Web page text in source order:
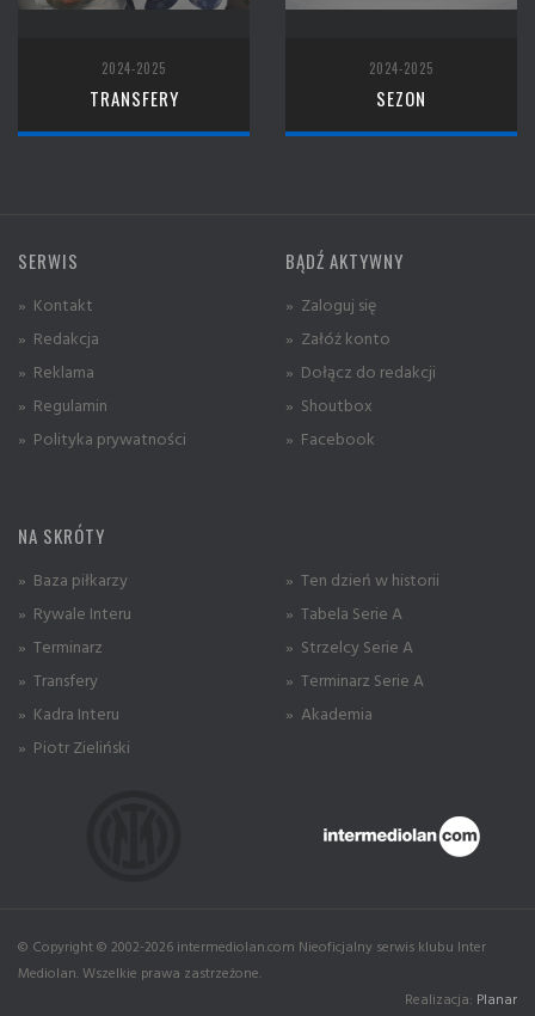
2024-2025
TRANSFERY
2024-2025
SEZON
SERWIS
» Kontakt
» Redakcja
» Reklama
» Regulamin
» Polityka prywatności
BĄDŹ AKTYWNY
» Zaloguj się
» Załóż konto
» Dołącz do redakcji
» Shoutbox
» Facebook
NA SKRÓTY
» Baza piłkarzy
» Rywale Interu
» Terminarz
» Transfery
» Kadra Interu
» Piotr Zieliński
» Ten dzień w historii
» Tabela Serie A
» Strzelcy Serie A
» Terminarz Serie A
» Akademia
© Copyright © 2002-2026 intermediolan.com Nieoficjalny serwis klubu Inter
Mediolan. Wszelkie prawa zastrzeżone.
Realizacja: Planar